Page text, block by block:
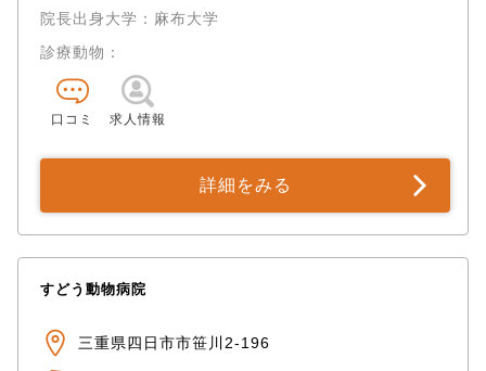
院長出身大学：麻布大学
診療動物：
口コミ 求人情報
詳細をみる
すどう動物病院
三重県四日市市笹川2-196